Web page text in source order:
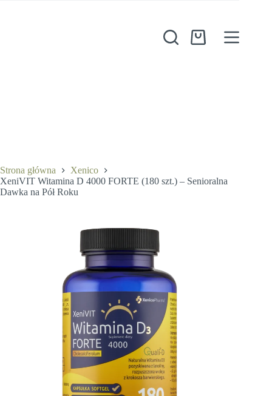
Koszyk
Strona główna
Xenico
XeniVIT Witamina D 4000 FORTE (180 szt.) – Senioralna
Dawka na Pół Roku